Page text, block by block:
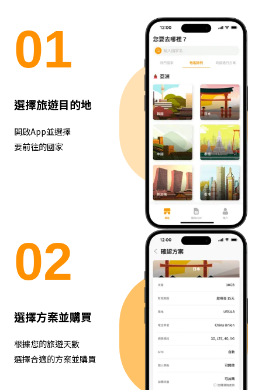
01
選擇旅遊目的地
開啟App並選擇
要前往的國家
02
選擇方案並購買
根據您的旅遊天數
選擇合適的方案並購買